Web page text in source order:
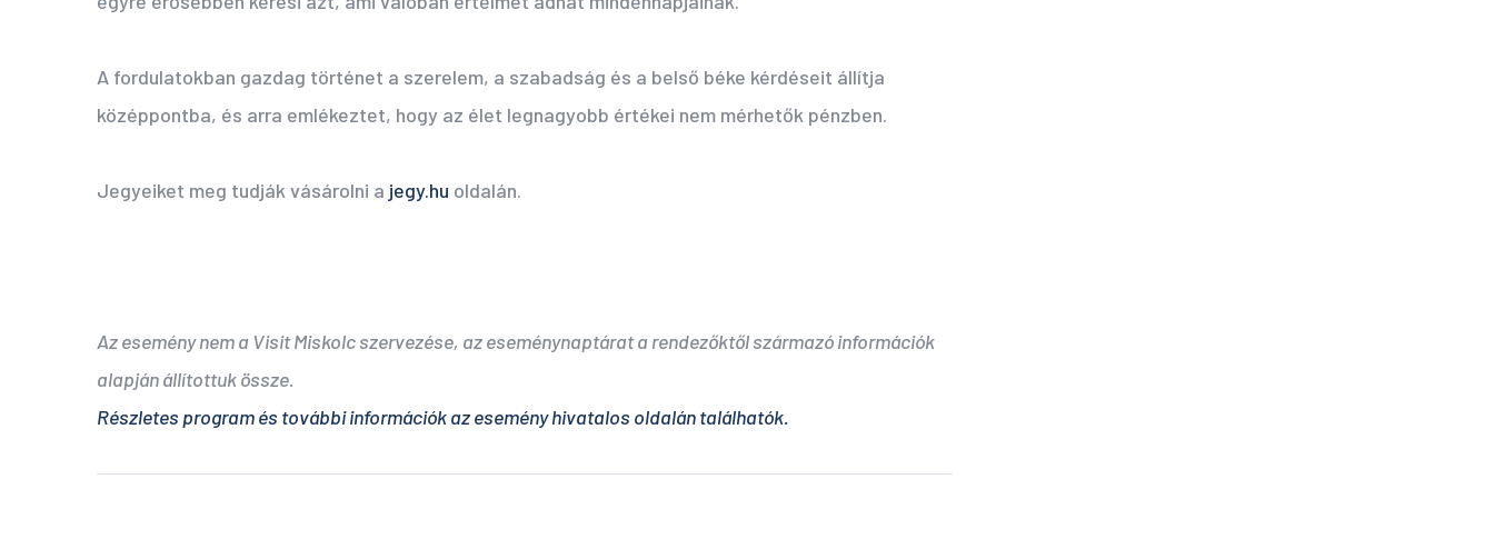
A fordulatokban gazdag történet a szerelem, a szabadság és a belső béke kérdéseit állítja
középpontba, és arra emlékeztet, hogy az élet legnagyobb értékei nem mérhetők pénzben.
Jegyeiket meg tudják vásárolni a jegy.hu oldalán.
Az esemény nem a Visit Miskolc szervezése, az eseménynaptárat a rendezőktől származó információk
alapján állítottuk össze.
Részletes program és további információk az esemény hivatalos oldalán találhatók.